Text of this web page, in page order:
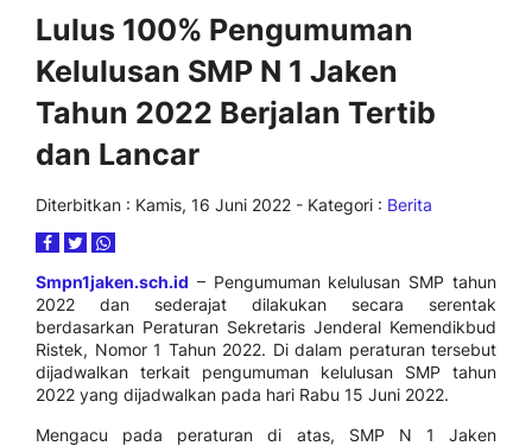
Lulus 100% Pengumuman
Kelulusan SMP N 1 Jaken
Tahun 2022 Berjalan Tertib
dan Lancar
Diterbitkan : Kamis, 16 Juni 2022 - Kategori : Berita
Smpn1jaken.sch.id – Pengumuman kelulusan SMP tahun
2022 dan sederajat dilakukan secara serentak
berdasarkan Peraturan Sekretaris Jenderal Kemendikbud
Ristek, Nomor 1 Tahun 2022. Di dalam peraturan tersebut
dijadwalkan terkait pengumuman kelulusan SMP tahun
2022 yang dijadwalkan pada hari Rabu 15 Juni 2022.
Mengacu pada peraturan di atas, SMP N 1 Jaken